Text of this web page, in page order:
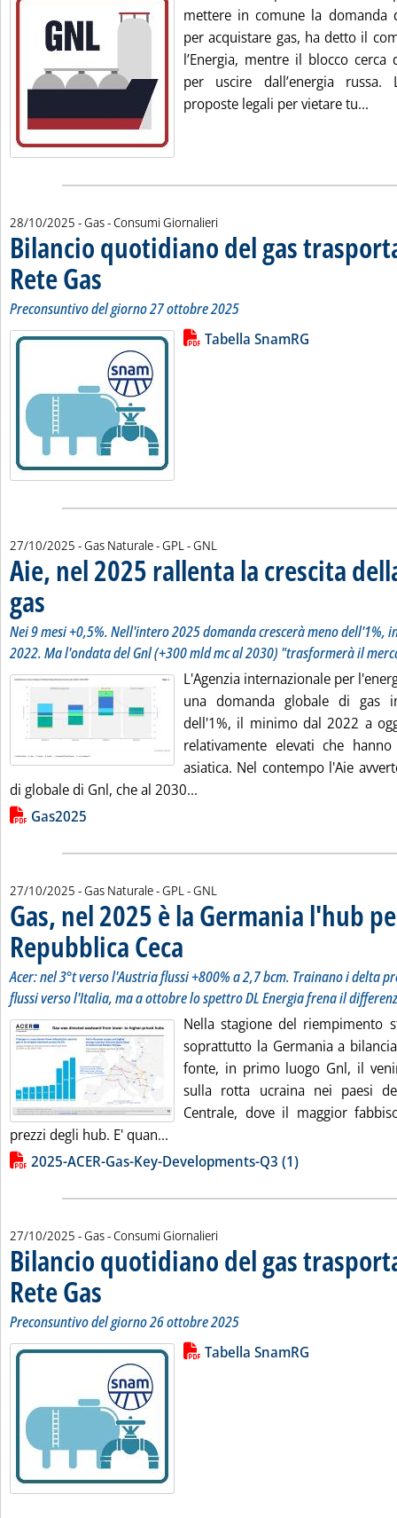
mettere in comune la domanda
per acquistare gas, ha detto il
l’Energia, mentre il blocco
per uscire dall’energia russa.
proposte legali per vietare tu...
28/10/2025 - Gas - Consumi Giornalieri
Bilancio quotidiano del gas
Rete Gas . Sottotitolo: Preconsuntivo del giorno 27 ottobre 2025
. Pubblicata martedì 28 ottobre 2025 alle 11.14.
Preconsuntivo del giorno 27 ottobre 2025
Leggi tutta la notizia: 'Bilancio
Lista allegati PDF alla notiziaTabella SnamRG
27/10/2025 - Gas Naturale - GPL - GNL
Aie, nel 2025 rallenta la crescita
gas
Nei 9 mesi +0,5%. Nell'intero 2025 domanda crescerà meno dell'1%,
2022. Ma l'ondata del Gnl (+300 mld mc al 2030) "trasformerà il
L'Agenzia internazionale per
una domanda globale di gas
dell'1%, il minimo dal 2022 a
relativamente elevati che
asiatica. Nel contempo l'Aie
di globale di Gnl, che al 2030...
Lista allegati PDF alla notizia
Gas2025
27/10/2025 - Gas Naturale - GPL - GNL
Gas, nel 2025 è la Germania l'hub
Repubblica Ceca . Sottotitolo: Acer: nel 3°t verso l'Austria flussi
. Pubblicata lunedì 27 ottobre 2025 alle 15.42.
Acer: nel 3°t verso l'Austria flussi +800% a 2,7 bcm. Trainano i delta
flussi verso l'Italia, ma a ottobre lo spettro DL Energia frena il
Nella stagione del riempimento
soprattutto la Germania a
fonte, in primo luogo Gnl, il
sulla rotta ucraina nei paesi
Centrale, dove il maggior
prezzi degli hub. E' quan...
Lista allegati PDF alla notizia
2025-ACER-Gas-Key-Developments-Q3 (1)
27/10/2025 - Gas - Consumi Giornalieri
Bilancio quotidiano del gas
Rete Gas . Sottotitolo: Preconsuntivo del giorno 26 ottobre 2025
. Pubblicata lunedì 27 ottobre 2025 alle 11.34.
Preconsuntivo del giorno 26 ottobre 2025
Leggi tutta la notizia: 'Bilancio
Lista allegati PDF alla notiziaTabella SnamRG